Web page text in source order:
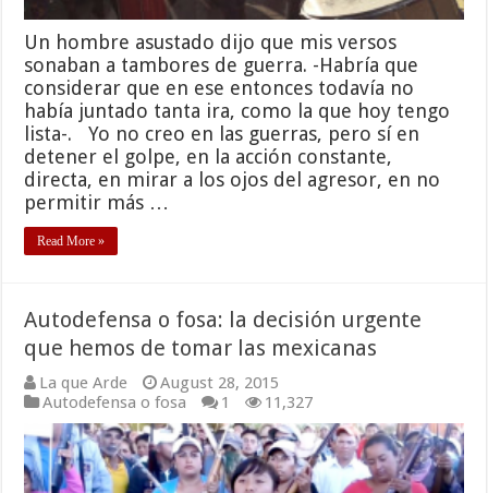
Un hombre asustado dijo que mis versos
sonaban a tambores de guerra. -Habría que
considerar que en ese entonces todavía no
había juntado tanta ira, como la que hoy tengo
lista-. Yo no creo en las guerras, pero sí en
detener el golpe, en la acción constante,
directa, en mirar a los ojos del agresor, en no
permitir más …
Read More »
Autodefensa o fosa: la decisión urgente
que hemos de tomar las mexicanas
La que Arde
August 28, 2015
Autodefensa o fosa
1 11,327